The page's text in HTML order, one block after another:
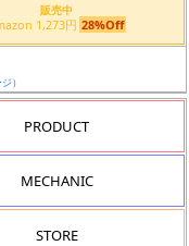
販売中
Amazon 1,273円 28%Off
）
PRODUCT
MECHANIC
STORE